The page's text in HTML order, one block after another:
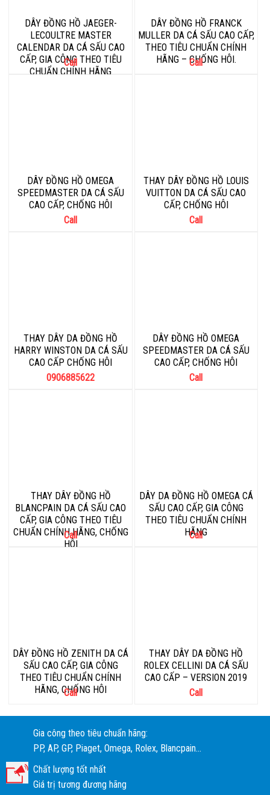
DÂY ĐỒNG HỒ JAEGER-
LECOULTRE MASTER
CALENDAR DA CÁ SẤU CAO
CẤP, GIA CÔNG THEO TIÊU
CHUẨN CHÍNH HÃNG
Call
DÂY ĐỒNG HỒ FRANCK
MULLER DA CÁ SẤU CAO CẤP,
THEO TIÊU CHUẨN CHÍNH
HÃNG – CHỐNG HÔI.
Call
DÂY ĐỒNG HỒ OMEGA
SPEEDMASTER DA CÁ SẤU
CAO CẤP, CHỐNG HÔI
Call
THAY DÂY ĐỒNG HỒ LOUIS
VUITTON DA CÁ SẤU CAO
CẤP, CHỐNG HÔI
Call
THAY DÂY DA ĐỒNG HỒ
HARRY WINSTON DA CÁ SẤU
CAO CẤP CHỐNG HÔI
0906885622
DÂY ĐỒNG HỒ OMEGA
SPEEDMASTER DA CÁ SẤU
CAO CẤP, CHỐNG HÔI
Call
THAY DÂY ĐỒNG HỒ
BLANCPAIN DA CÁ SẤU CAO
CẤP, GIA CÔNG THEO TIÊU
CHUẨN CHÍNH HÃNG, CHỐNG
HÔI
Call
DÂY DA ĐỒNG HỒ OMEGA CÁ
SẤU CAO CẤP, GIA CÔNG
THEO TIÊU CHUẨN CHÍNH
HÃNG
Call
DÂY ĐỒNG HỒ ZENITH DA CÁ
SẤU CAO CẤP, GIA CÔNG
THEO TIÊU CHUẨN CHÍNH
HÃNG, CHỐNG HÔI
Call
THAY DÂY DA ĐỒNG HỒ
ROLEX CELLINI DA CÁ SẤU
CAO CẤP – VERSION 2019
Call
Gia công theo tiêu chuẩn hãng:
PP, AP, GP, Piaget, Omega, Rolex, Blancpain...
Chất lượng tốt nhất
Giá trị tương đương hãng